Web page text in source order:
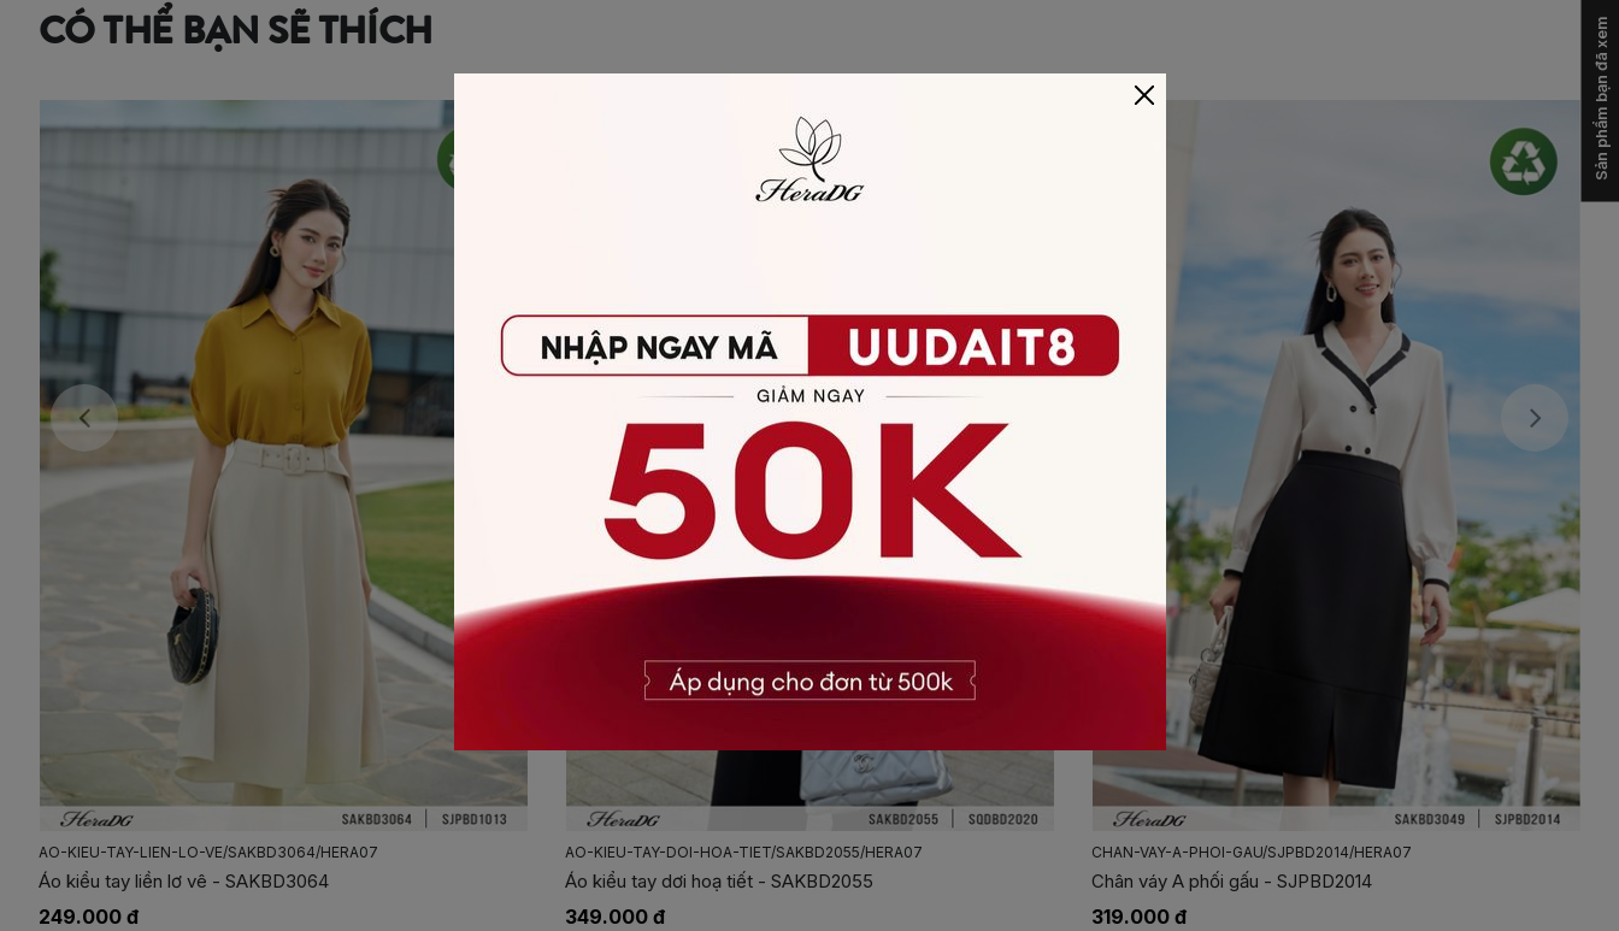
CÓ THỂ BẠN SẼ THÍCH
AO-KIEU-TAY-DOI-HOA-TIET/SAKBD2055/HERA07
Áo kiểu tay dơi hoạ tiết - SAKBD2055
349.000 đ
CHAN-VAY-A-PHOI-GAU/SJPBD2014/HERA07
Chân váy A phối gấu - SJPBD2014
319.000 đ
AO-SO-MI-HOA-TIET/SASBD2015/HERA07
Áo sơ mi hoạ tiết - SASBD2015
349.000 đ
Sản phẩm bạn đã xem